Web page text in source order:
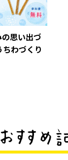
思い出づ
わづくり